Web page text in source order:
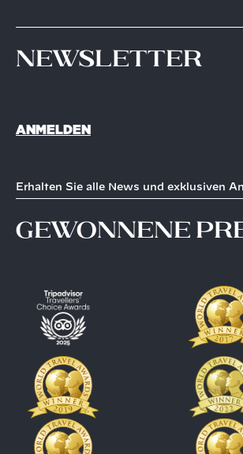
Newsletter
ANMELDEN
Erhalten Sie alle News und exklusiven
gewonnene